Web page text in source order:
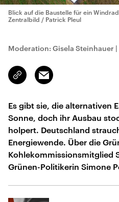
Blick auf die Baustelle für ein Windrad
Zentralbild / Patrick Pleul
Moderation: Gisela Steinhauer |
Link
kopieren/teilen
Email
Es gibt sie, die alternativen
Sonne, doch ihr Ausbau
holpert. Deutschland
Energiewende. Über die
Kohlekommissionsmitglied
Grünen-Politikerin Simone